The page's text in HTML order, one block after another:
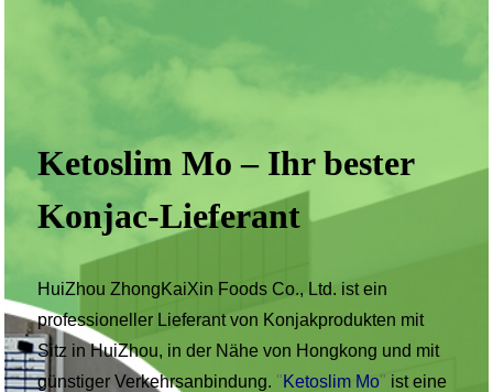
Ketoslim Mo – Ihr bester
Konjac-Lieferant
HuiZhou ZhongKaiXin Foods Co., Ltd. ist ein
professioneller Lieferant von Konjakprodukten mit
Sitz in HuiZhou, in der Nähe von Hongkong und mit
günstiger Verkehrsanbindung. "Ketoslim Mo" ist eine